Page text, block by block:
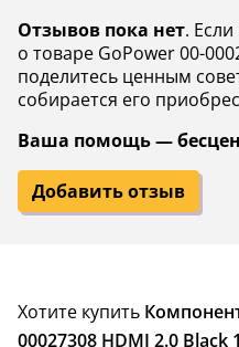
Отзывов пока нет.
о товаре GoPower 00-
поделитесь ценным
собирается его
Ваша помощь —
Добавить отзыв
Хотите купить
00027308 HDMI 2.0 Black